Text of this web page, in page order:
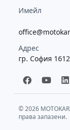
Имейл
Адрес
гр. София
F
a
c
b
o
Y
o
u
u
b
L
i
n
e
d
© 2026
права запазени.